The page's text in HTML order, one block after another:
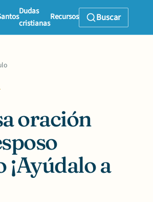
Dudas
cristianas
Recursos Buscar
oración
a